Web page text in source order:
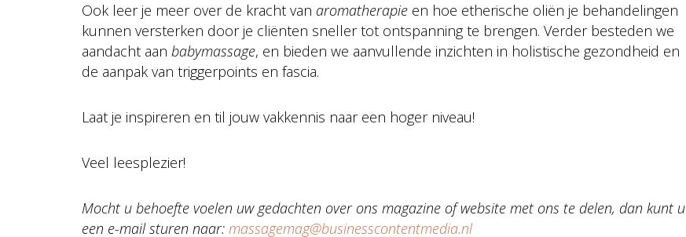
Ook leer je meer over de kracht van aromatherapie en hoe etherische oliën je behandelingen
kunnen versterken door je cliënten sneller tot ontspanning te brengen. Verder besteden we
aandacht aan babymassage, en bieden we aanvullende inzichten in holistische gezondheid en
de aanpak van triggerpoints en fascia.
Laat je inspireren en til jouw vakkennis naar een hoger niveau!
Veel leesplezier!
Mocht u behoefte voelen uw gedachten over ons magazine of website met ons te delen, dan kunt u
een e-mail sturen naar: massagemag@businesscontentmedia.nl